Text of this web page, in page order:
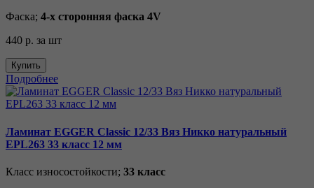
Фаска; 4-х сторонняя фаска 4V
440 р. за шт
Купить
Подробнее
Ламинат EGGER Classic 12/33 Вяз Никко натуральный
EPL263 33 класс 12 мм
Класс износостойкости; 33 класс